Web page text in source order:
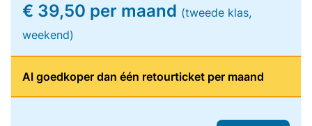
€ 39,50 per maand (tweede klas,
weekend)
Al goedkoper dan één retourticket per maand